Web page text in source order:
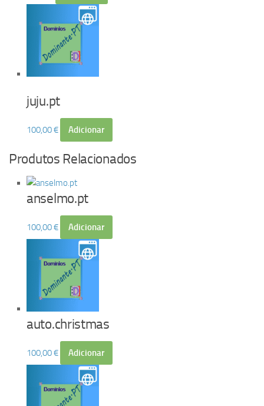
juju.pt
100,00€ Adicionar
Produtos Relacionados
anselmo.pt
100,00€ Adicionar
auto.christmas
100,00€ Adicionar